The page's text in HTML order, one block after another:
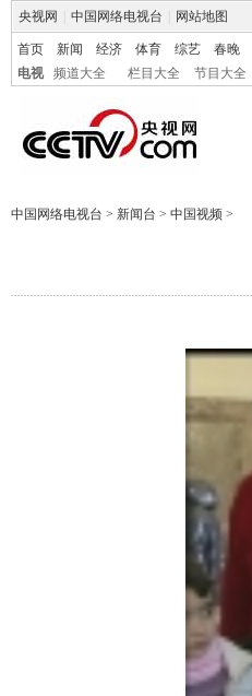
央视网 中国网络电视台 网站地图
首页 新闻 经济 体育 综艺 春晚
电视
频道大全 栏目大全 节目大全
中国网络电视台 > 新闻台 > 中国视频 >